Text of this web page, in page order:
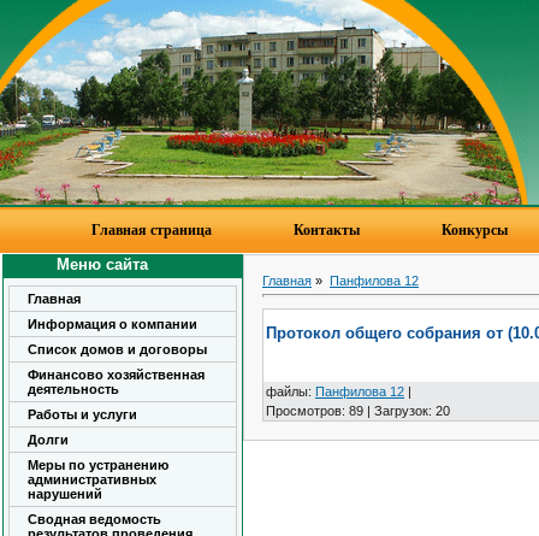
Главная страница Контакты Конкурсы
Меню сайта
Главная
Информация о компании
Список домов и договоры
Финансово хозяйственная
деятельность
Работы и услуги
Долги
Меры по устранению
административных
нарушений
Сводная ведомость
Главная » Панфилова 12
Протокол общего собрания от
файлы: Панфилова 12 |
Просмотров: 89 | Загрузок: 20